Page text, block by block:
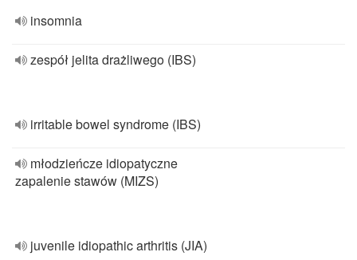
insomnia
zespół jelita drażliwego (IBS)
irritable bowel syndrome (IBS)
młodzieńcze idiopatyczne
zapalenie stawów (MIZS)
juvenile idiopathic arthritis (JIA)